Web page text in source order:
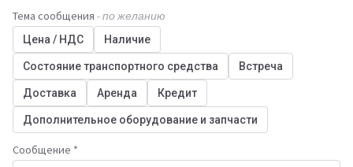
Тема сообщения - по желанию
Цена / НДС Наличие
Состояние транспортного средства Встреча
Доставка Аренда Кредит
Дополнительное оборудование и запчасти
Сообщение *